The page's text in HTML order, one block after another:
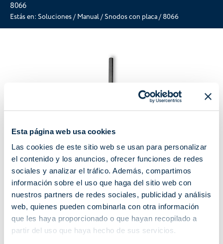
Esta página web usa cookies
Las cookies de este sitio web se usan para personalizar
el contenido y los anuncios, ofrecer funciones de redes
sociales y analizar el tráfico. Además, compartimos
información sobre el uso que haga del sitio web con
nuestros partners de redes sociales, publicidad y análisis
web, quienes pueden combinarla con otra información
que les haya proporcionado o que hayan recopilado a
partir del uso que haya hecho de sus servicios.
8066
Estás en: Soluciones/ Manual/Snodos con placa/ 8066